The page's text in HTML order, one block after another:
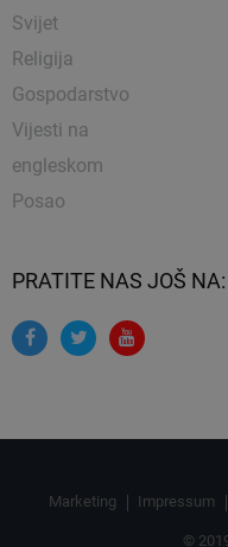
Svijet
Religija
Gospodarstvo
Vijesti na
engleskom
Posao
PRATITE NAS JOŠ NA:
Marketing Impressum
©